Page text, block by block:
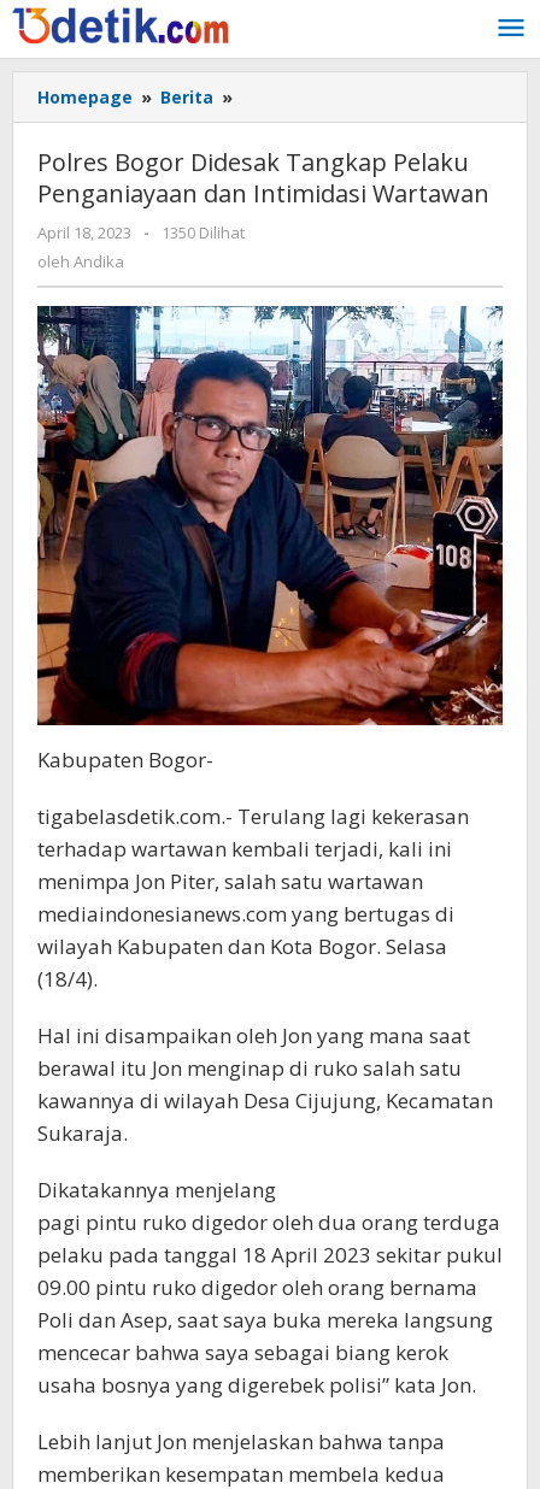
Lewati
ke
konten
Homepage » Berita »
Bogor
Didesak
Tangkap
Pelaku
Penganiayaan
Polres Bogor Didesak Tangkap Pelaku
Penganiayaan dan Intimidasi Wartawan
April 18, 2023
oleh
-
1350 Dilihat
oleh Andika
Kabupaten Bogor-
tigabelasdetik.com.- Terulang lagi kekerasan
terhadap wartawan kembali terjadi, kali ini
menimpa Jon Piter, salah satu wartawan
mediaindonesianews.com yang bertugas di
wilayah Kabupaten dan Kota Bogor. Selasa
(18/4).
Hal ini disampaikan oleh Jon yang mana saat
berawal itu Jon menginap di ruko salah satu
kawannya di wilayah Desa Cijujung, Kecamatan
Sukaraja.
Dikatakannya menjelang
pagi pintu ruko digedor oleh dua orang terduga
pelaku pada tanggal 18 April 2023 sekitar pukul
09.00 pintu ruko digedor oleh orang bernama
Poli dan Asep, saat saya buka mereka langsung
mencecar bahwa saya sebagai biang kerok
usaha bosnya yang digerebek polisi” kata Jon.
Lebih lanjut Jon menjelaskan bahwa tanpa
memberikan kesempatan membela kedua